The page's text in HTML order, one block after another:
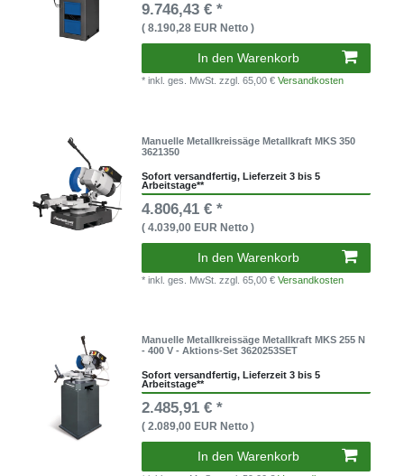
9.746,43 € *
( 8.190,28 EUR Netto )
In den Warenkorb
* inkl. ges. MwSt.zzgl. 65,00 €Versandkosten
Manuelle Metallkreissäge Metallkraft MKS 350
3621350
Sofort versandfertig, Lieferzeit 3 bis 5
Arbeitstage**
4.806,41 € *
( 4.039,00 EUR Netto )
In den Warenkorb
* inkl. ges. MwSt.zzgl. 65,00 €Versandkosten
Manuelle Metallkreissäge Metallkraft MKS 255 N
- 400 V - Aktions-Set 3620253SET
Sofort versandfertig, Lieferzeit 3 bis 5
Arbeitstage**
2.485,91 € *
( 2.089,00 EUR Netto )
In den Warenkorb